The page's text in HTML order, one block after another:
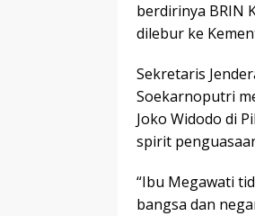
berdirinya BRIN
dilebur ke
Sekretaris
Soekarnoputri
Joko Widodo di
spirit
“Ibu Megawati
bangsa dan